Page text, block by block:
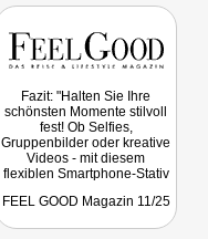
Fazit: "Halten Sie Ihre
schönsten Momente stilvoll
fest! Ob Selfies,
Gruppenbilder oder kreative
Videos - mit diesem
flexiblen Smartphone-Stativ
Aufnahme spielend leicht.
FEEL GOOD Magazin 11/25